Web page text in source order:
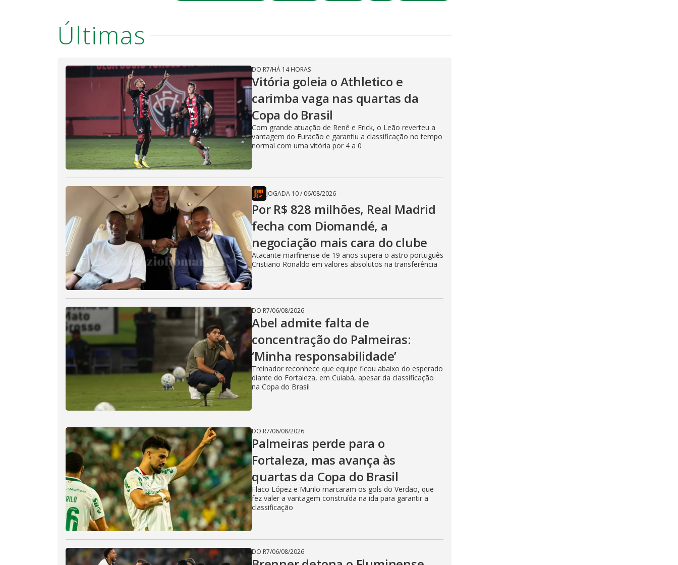
Últimas
DO R7/HÁ 14 HORAS
Vitória goleia o Athletico e
carimba vaga nas quartas da
Copa do Brasil
Com grande atuação de Renê e Erick, o Leão reverteu a
vantagem do Furacão e garantiu a classificação no tempo
normal com uma vitória por 4 a 0
JOGADA 10/ 06/08/2026
Por R$ 828 milhões, Real Madrid
fecha com Diomandé, a
negociação mais cara do clube
Atacante marfinense de 19 anos supera o astro português
Cristiano Ronaldo em valores absolutos na transferência
DO R7/06/08/2026
Abel admite falta de
concentração do Palmeiras:
‘Minha responsabilidade’
Treinador reconhece que equipe ficou abaixo do esperado
diante do Fortaleza, em Cuiabá, apesar da classificação
na Copa do Brasil
DO R7/06/08/2026
Palmeiras perde para o
Fortaleza, mas avança às
quartas da Copa do Brasil
Flaco López e Murilo marcaram os gols do Verdão, que
fez valer a vantagem construída na ida para garantir a
classificação
DO R7/06/08/2026